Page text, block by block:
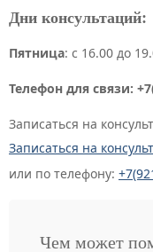
Дни консультаций:
Пятница: с 16.00 до
Телефон для связи:
Записаться на
Записаться на
или по телефону:
Чем может